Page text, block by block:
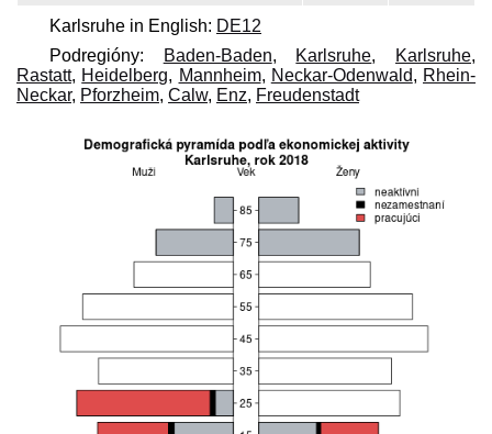
Karlsruhe in English: DE12
Podregióny:
Baden-Baden, Karlsruhe, Karlsruhe,
Rastatt, Heidelberg, Mannheim, Neckar-Odenwald, Rhein-
Neckar, Pforzheim, Calw, Enz, Freudenstadt